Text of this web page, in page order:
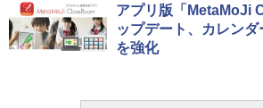
1
Amazon Fire HD
ンチ) ピンク 対象年
キッズコンテンツが
1
タッチペンで音が
1000 英語つき ([バ
￥5,478
1
ThinkFun ボードゲ
メイズ」 配線回路
日本語説明書付 8歳
スマス
アプリ版「MetaMoJi
ップデート、カレン
を強化